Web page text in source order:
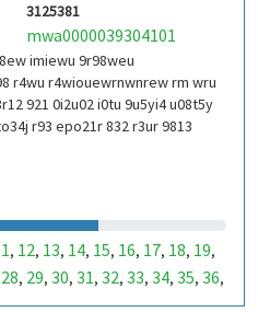
141,142,143
153,154,155,156,157,158
165 ,166,167,168,
177,178,179 ,180,181 ,182,
189 ,190,191,192,193,194
237,238,239,
249,250 ,251,252, 253 ,254,
261,262,263 ,264,265 , 266
3125381
mwa0000039304101
imiewu 9r98weu
r4wu r4wiouewrnwnrew rm wru
921 0i2u02 i0tu 9u5yi4 u08t5y
r93 epo21r 832 r3ur 9813
, 12, 13, 14, 15, 16, 17, 18, 19,
28, 29, 30, 31, 32, 33, 34, 35, 36,
45,46,47,48,49,50,51,52,53,